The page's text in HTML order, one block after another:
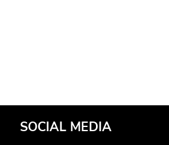
SOCIAL MEDIA